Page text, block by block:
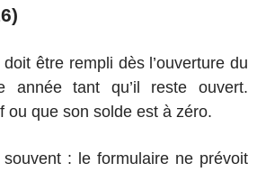
être rempli dès l’ouverture du
année tant qu’il reste ouvert.
ou que son solde est à zéro.
: le formulaire ne prévoit